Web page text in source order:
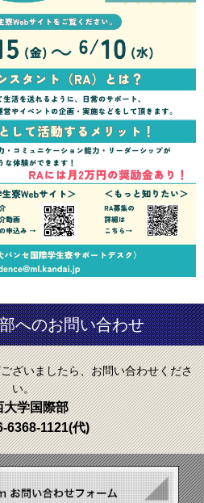
へのお問い合わせ
ざいましたら、お問い合わせくださ
い。
大学国際部
6368-1121(代)